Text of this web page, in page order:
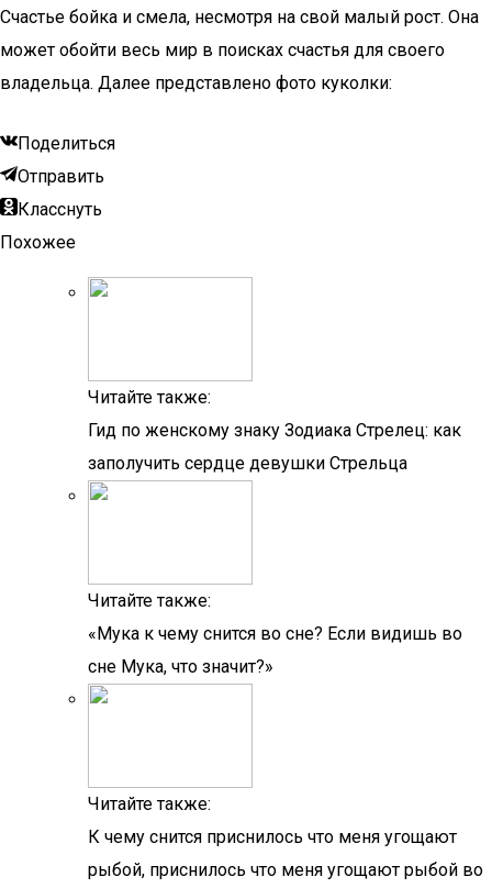
Счастье бойка и смела, несмотря на свой малый рост. Она
может обойти весь мир в поисках счастья для своего
владельца. Далее представлено фото куколки:
Поделиться
Отправить
Класснуть
Похожее
Читайте также:
Гид по женскому знаку Зодиака Стрелец: как
заполучить сердце девушки Стрельца
Читайте также:
«Мука к чему снится во сне? Если видишь во
сне Мука, что значит?»
Читайте также:
К чему снится приснилось что меня угощают
рыбой, приснилось что меня угощают рыбой во